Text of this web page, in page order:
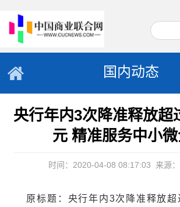
国内动态
央行年内3次降准释放超
元 精准服务中小
时间：2020-04-08 08:17:03 来源
原标题：央行年内3次降准释放